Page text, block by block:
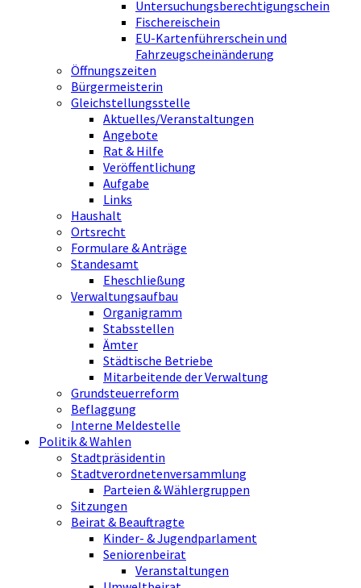
Untersuchungsberechtigungschein
Fischereischein
EU-Kartenführerschein und
Fahrzeugscheinänderung
Öffnungszeiten
Bürgermeisterin
Gleichstellungsstelle
Aktuelles/Veranstaltungen
Angebote
Rat & Hilfe
Veröffentlichung
Aufgabe
Links
Haushalt
Ortsrecht
Formulare & Anträge
Standesamt
Eheschließung
Verwaltungsaufbau
Organigramm
Stabsstellen
Ämter
Städtische Betriebe
Mitarbeitende der Verwaltung
Grundsteuerreform
Beflaggung
Interne Meldestelle
Politik & Wahlen
Stadtpräsidentin
Stadtverordnetenversammlung
Parteien & Wählergruppen
Sitzungen
Beirat & Beauftragte
Kinder- & Jugendparlament
Seniorenbeirat
Veranstaltungen